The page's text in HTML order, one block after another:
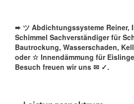
➨ ツ Abdichtungssysteme Reiner,
Schimmel Sachverständiger für
Bautrockung, Wasserschaden,
oder ☆ Innendämmung für
Besuch freuen wir uns ✉ ✓️.